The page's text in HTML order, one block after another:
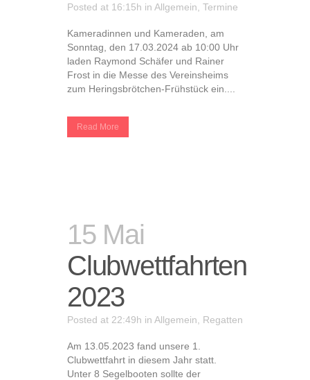
Posted at 16:15h in Allgemein Termine
Kameradinnen und Kameraden, am
Sonntag, den 17.03.2024 ab 10:00 Uhr
laden Raymond Schäfer und Rainer
Frost in die Messe des Vereinsheims
zum Heringsbrötchen-Frühstück ein....
Read More
15 Mai
Clubwettfahrten
2023
Posted at 22:49h in Allgemein Regatten
Am 13.05.2023 fand unsere 1.
Clubwettfahrt in diesem Jahr statt.
Unter 8 Segelbooten sollte der